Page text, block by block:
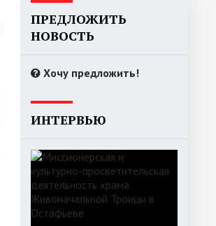
ПРЕДЛОЖИТЬ
НОВОСТЬ
Хочу предложить!
ИНТЕРВЬЮ